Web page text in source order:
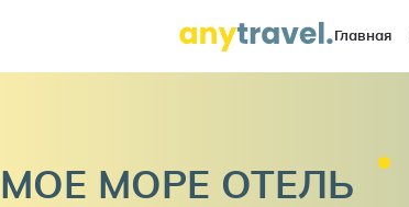
Главная
МОЕ МОРЕ ОТЕЛЬ